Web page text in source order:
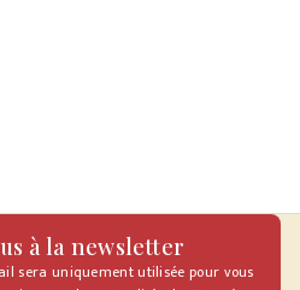
à la newsletter
sera uniquement utilisée pour vous